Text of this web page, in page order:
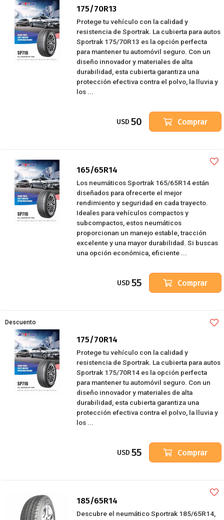
175/70R13
Protege tu vehículo con la calidad y
resistencia de Sportrak. La cubierta para autos
Sportrak 175/70R13 es la opción perfecta
para mantener tu automóvil seguro. Con un
diseño innovador y materiales de alta
durabilidad, esta cubierta garantiza una
protección efectiva contra el polvo, la lluvia y
los ...
USD 50 Comprar
165/65R14
Los neumáticos Sportrak 165/65R14 están
diseñados para ofrecerte el mejor
rendimiento y seguridad en cada trayecto.
Ideales para vehículos compactos y
subcompactos, estos neumáticos
proporcionan un manejo estable, tracción
excelente y una mayor durabilidad. Si buscas
una opción económica, eficiente ...
USD 55 Comprar
Descuento
175/70R14
Protege tu vehículo con la calidad y
resistencia de Sportrak. La cubierta para autos
Sportrak 175/70R14 es la opción perfecta
para mantener tu automóvil seguro. Con un
diseño innovador y materiales de alta
durabilidad, esta cubierta garantiza una
protección efectiva contra el polvo, la lluvia y
los ...
USD 55 Comprar
185/65R14
Descubre el neumático Sportrak 185/65R14,